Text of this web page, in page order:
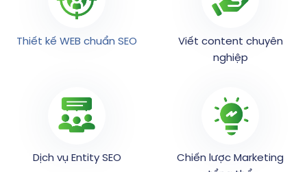
Thiết kế WEB chuẩn SEO
Viết content chuyên
nghiệp
Dịch vụ Entity SEO
Chiến lược Marketing